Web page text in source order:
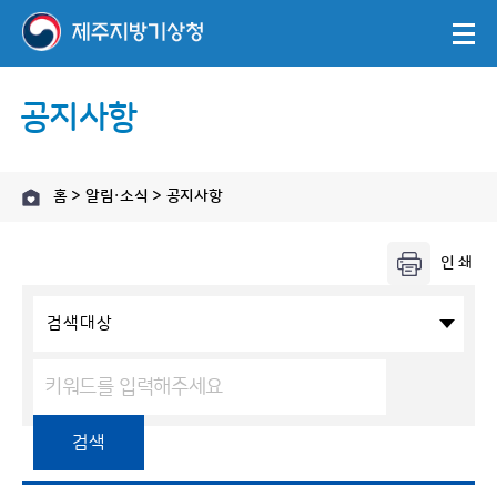
공지사항
홈 > 알림·소식 > 공지사항
검색대상
검색